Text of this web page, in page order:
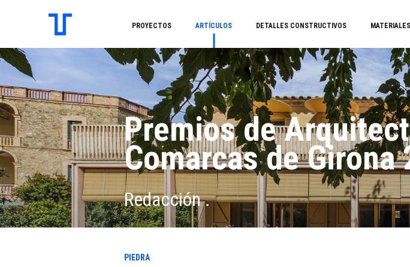
PROYECTOS ARTÍCULOS DETALLES CONSTRUCTIVOS MATERIALES
Premios de
Comarcas de Girona
Redacción .
PIEDRA